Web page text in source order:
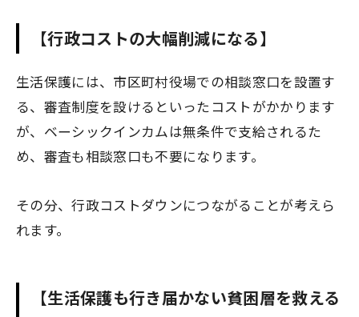
【行政コストの大幅削減になる】
生活保護には、市区町村役場での相談窓口を設置す
る、審査制度を設けるといったコストがかかります
が、ベーシックインカムは無条件で支給されるた
め、審査も相談窓口も不要になります。
その分、行政コストダウンにつながることが考えら
れます。
【生活保護も行き届かない貧困層を救える